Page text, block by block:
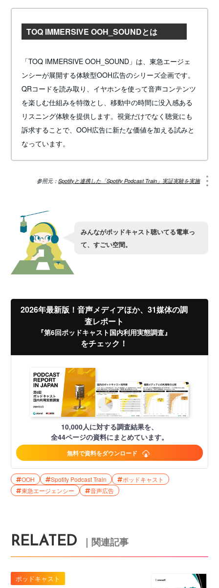
TOQ IMMERSIVE OOH_SOUNDとは
「TOQ IMMERSIVE OOH_SOUND」は、東急エージェ
ンシーが展開する体験型OOH広告のシリーズ企画です。
QRコードを読み取り、イヤホンを使って音声コンテンツ
を楽しむ仕組みを特徴とし、移動中の時間に没入感ある
リスニング体験を提供します。視覚だけでなく聴覚にも
訴求することで、OOH広告に新たな価値を加える試みと
なっています。
参照元：Spotifyと連携した「Spotify Podcast Train」実証実験を実施
みんながポッドキャスト聴いてる電車っ
て、すごい空間。
2026年最新版！音声メディアほか、31媒体の調
査レポート
『第6回ポッドキャスト国内利用実態調査』
をチェック！
10,000人に対する調査結果を、
全44ページの資料にまとめています。
無料で資料をダウンロード
OOH Spotify Podcast Train
ポッドキャスト
東急エージェンシー
音声広告
RELATED ｜関連記事
ポッドキャスト